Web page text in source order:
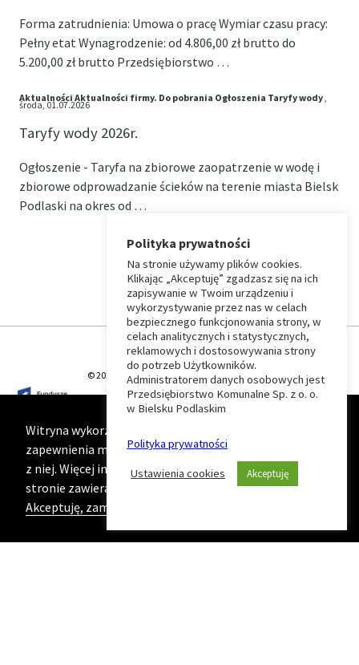
Forma zatrudnienia: Umowa o pracę Wymiar czasu pracy:
Pełny etat Wynagrodzenie: od 4.806,00 zł brutto do
5.200,00 zł brutto Przedsiębiorstwo …
Aktualności Aktualności firmy. Do pobrania Ogłoszenia Taryfy wody,
środa, 01.07.2026
Taryfy wody 2026r.
Ogłoszenie - Taryfa na zbiorowe zaopatrzenie w wodę i
zbiorowe odprowadzanie ścieków na terenie miasta Bielsk
Podlaski na okres od …
⏶
Wróć
do
początku
strony
© 2026 T-Matic Grupa Computer Plus Sp. z o.o.
Witryna wykorzystuje ciasteczka (cookies) w celu
zapewnienia maksymalnej wygody podczas korzystania
z niej. Więcej informacji na ten temat znajduje się na
stronie zawierającej naszą
Politykę prywatności
Akceptuję, zamknij komunikat
Polityka prywatności
Na stronie używamy plików cookies.
Klikając „Akceptuję” zgadzasz się na ich
zapisywanie w Twoim urządzeniu i
wykorzystywanie przez nas w celach
bezpiecznego funkcjonowania strony, w
celach analitycznych i statystycznych,
reklamowych i dostosowywania strony
do potrzeb Użytkowników.
Administratorem danych osobowych jest
Przedsiębiorstwo Komunalne Sp. z o. o.
w Bielsku Podlaskim
Polityka prywatności
Ustawienia cookies Akceptuję